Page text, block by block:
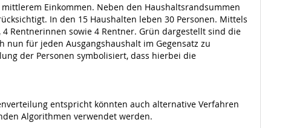
Einkommen. Neben den Haushaltsrandsummen
In den 15 Haushalten leben 30 Personen. Mittels
Rentnerinnen sowie 4 Rentner. Grün dargestellt sind die
für jeden Ausgangshaushalt im Gegensatz zu
der Personen symbolisiert, dass hierbei die
entspricht könnten auch alternative Verfahren
Algorithmen verwendet werden.